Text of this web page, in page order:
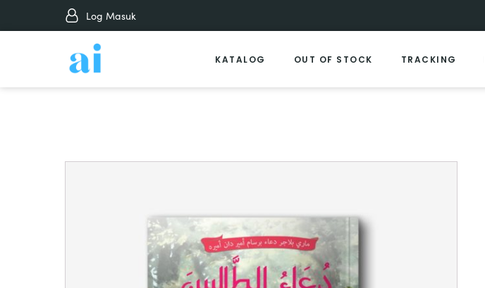
Log Masuk
KATALOG OUT OF STOCK TRACKING